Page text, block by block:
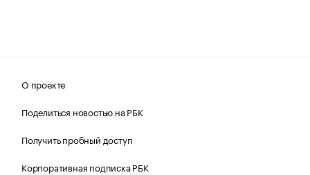
О проекте
Поделиться новостью на РБК
Получить пробный доступ
Корпоративная подписка РБК